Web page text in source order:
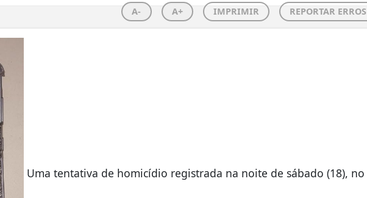
A- A+ IMPRIMIR REPORTAR ERROS
Uma tentativa de homicídio registrada na noite de sábado (18), no